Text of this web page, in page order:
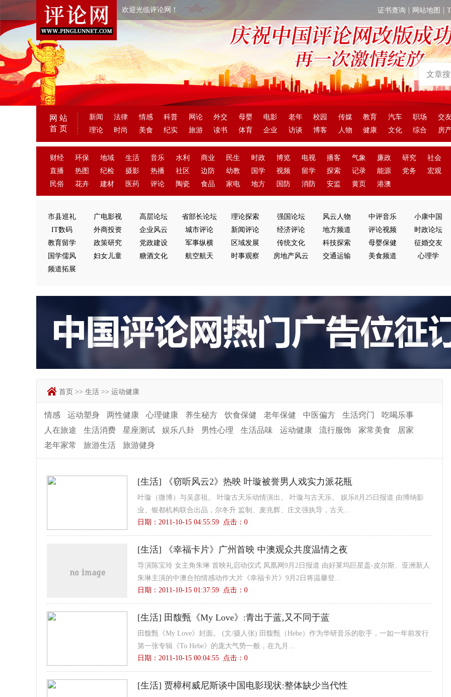
欢迎光临评论网！ 证书查询 | 网站地图 |
网 站
首 页
新闻 法律 情感 科普 网论 外交 母婴 电影 老年 校园 传媒 教育 汽车 职场
交
理论
时尚 美食 纪实 旅游 读书 体育 企业 访谈 博客 人物 健康 文化 综合 房
财经 环保 地域 生活 音乐 水利 商业 民生 时政 博览 电视 播客 气象 廉政 研究
社会
直播
热图 纪检 摄影 热播 社区 边防 幼教 国学 视频 留学 探索 记录 能源 党务
宏观
民俗
花卉 建材 医药 评论 陶瓷 食品 家电 地方 国防 消防 安监 黄页 港澳
市县巡礼 广电影视 高层论坛 省部长论坛 理论探索 强国论坛 风云人物 中评音乐
小康中国
IT数码
外商投资 企业风云 城市评论 新闻评论 经济评论 地方频道 评论视频
时政论坛
教育留学
政策研究 党政建设 军事纵横 区域发展 传统文化 科技探索 母婴保健
征婚交友
国学儒风
妇女儿童 糖酒文化 航空航天 时事观察 房地产风云 交通运输 美食频道
心理学
频道拓展
首页 >> 生活 >> 运动健康
情感 运动塑身 两性健康 心理健康 养生秘方 饮食保健 老年保健 中医偏方 生活窍门
吃喝乐事
人在旅途
生活消费 星座测试 娱乐八卦 男性心理 生活品味 运动健康 流行服饰 家常美食
居家
老年家常
旅游生活 旅游健身
[生活] 《窃听风云2》热映 叶璇被誉男人戏实力派花瓶
叶璇（微博）与吴彦祖。 叶璇古天乐动情演出。 叶璇与古天乐。 娱乐8月25日报道 由博纳影
业、银都机构联合出品，尔冬升 监制、麦兆辉、庄文强执导，古天...
日期：2011-10-15 04:55:59 点击： 0
[生活] 《幸福卡片》广州首映 中澳观众共度温情之夜
导演陈宝玲 女主角朱琳 首映礼启动仪式 凤凰网9月2日报道 由好莱坞巨星盖-皮尔斯、亚洲新人
朱琳主演的中澳合拍情感动作大片《幸福卡片》9月2日将温馨登...
日期：2011-10-15 01:37:59 点击： 0
[生活] 田馥甄《My Love》:青出于蓝,又不同于蓝
田馥甄《My Love》封面。 (文/摄人张) 田馥甄（Hebe）作为华研音乐的歌手，一如一年前发行
第一张专辑《To Hebe》的庞大气势一般，在九月...
日期：2011-10-15 00:04:55 点击： 0
[生活] 贾樟柯威尼斯谈中国电影现状:整体缺少当代性